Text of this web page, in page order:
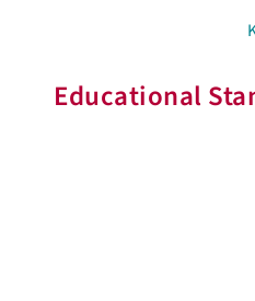
Educational